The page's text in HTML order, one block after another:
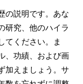
の説明です。あな
研究、他のハイラ
てください。ま
、功績、および画
加えましょう。サ